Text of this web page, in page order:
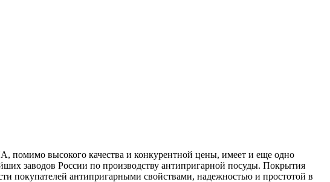
помимо высокого качества и конкурентной цены, имеет и еще одно
заводов России по производству антипригарной посуды. Покрытия
покупателей антипригарными свойствами, надежностью и простотой в